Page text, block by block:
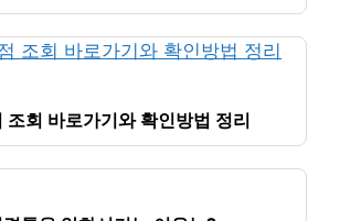
조회 바로가기와 확인방법 정리